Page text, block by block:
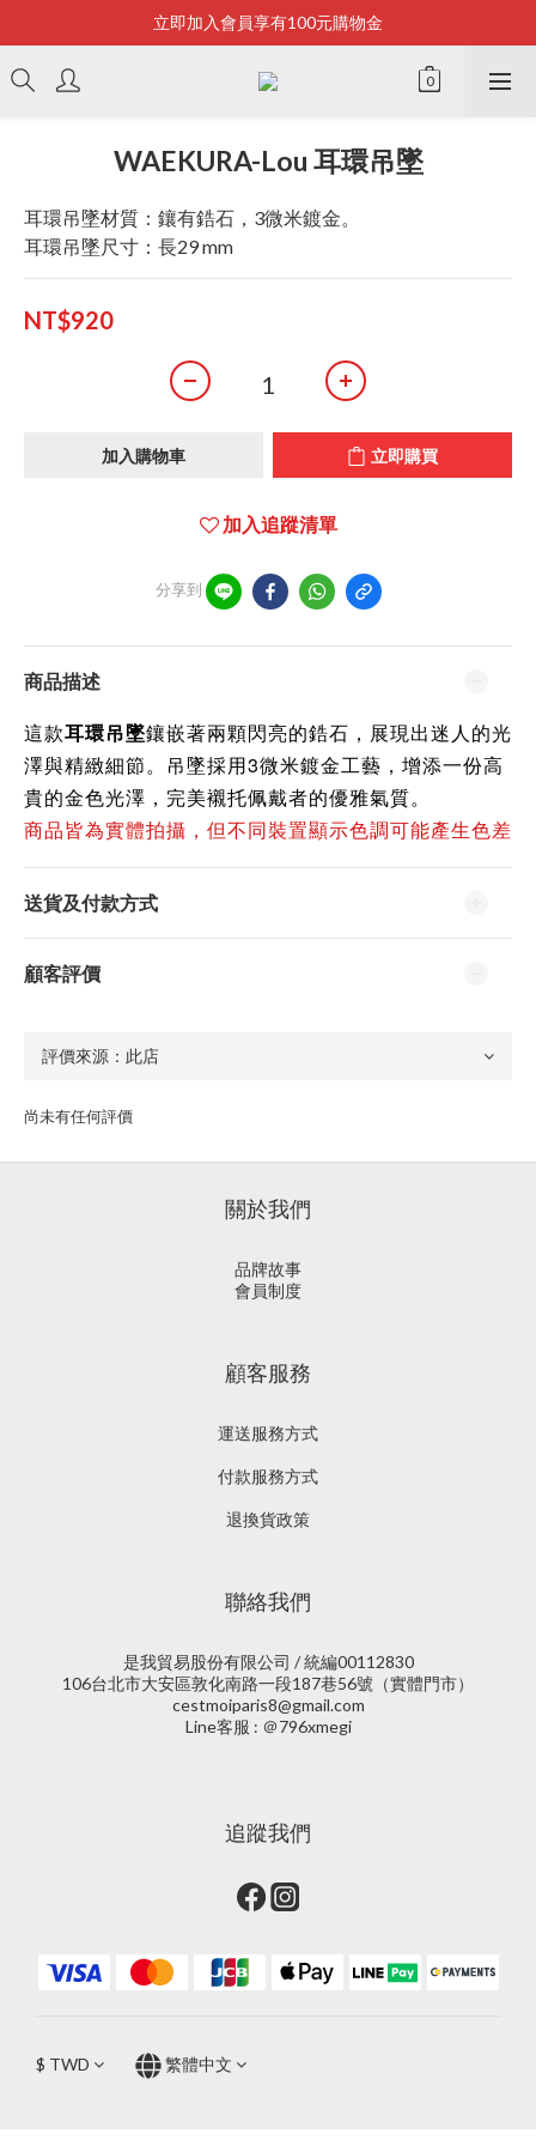
Bonjour~
立即加入會員享有100元購物金
全店滿2500即享免運
WAEKURA-Lou 耳環吊墜
耳環吊墜材質：鑲有鋯石，3微米鍍金。
耳環吊墜尺寸：長29 mm
NT$920
加入購物車 立即購買
加入追蹤清單
分享到
商品描述
這款耳環吊墜鑲嵌著兩顆閃亮的鋯石，展現出迷人的光
澤與精緻細節。吊墜採用3微米鍍金工藝，增添一份高
貴的金色光澤，完美襯托佩戴者的優雅氣質。
商品皆為實體拍攝，但不同裝置顯示色調可能產生色差
送貨及付款方式
顧客評價
尚未有任何評價
關於我們
品牌故事
會員制度
顧客服務
運送服務方式
付款服務方式
退換貨政策
聯絡我們
是我貿易股份有限公司 / 統編00112830
106台北市大安區敦化南路一段187巷56號（實體門市）
cestmoiparis8@gmail.com
Line客服 : ＠796xmegi
追蹤我們
$ TWD 繁體中文